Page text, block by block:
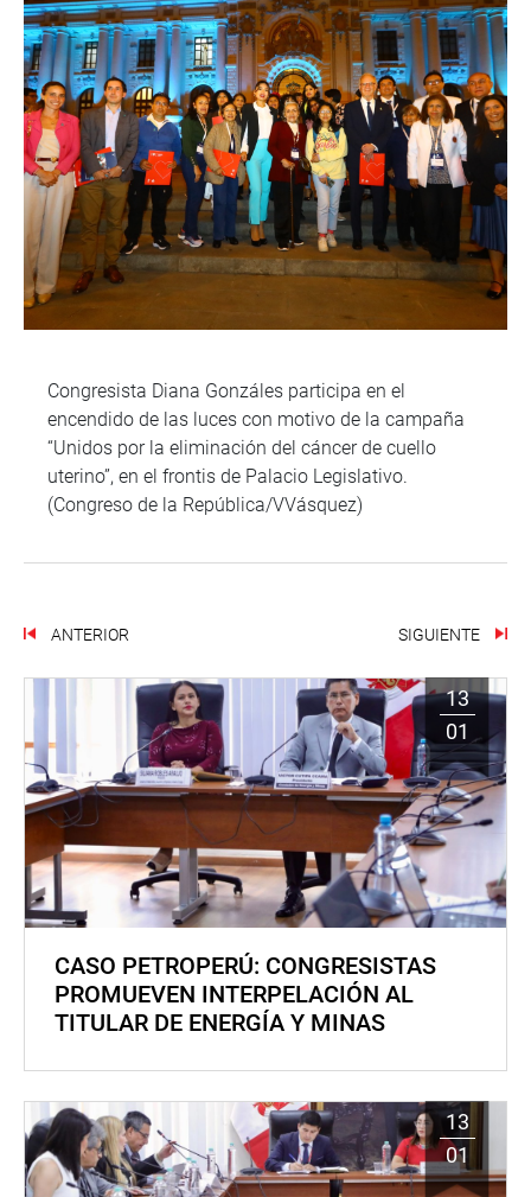
Congresista Diana Gonzáles participa en el
encendido de las luces con motivo de la campaña
“Unidos por la eliminación del cáncer de cuello
uterino”, en el frontis de Palacio Legislativo.
(Congreso de la República/VVásquez)
ANTERIOR SIGUIENTE
13
01
CASO PETROPERÚ: CONGRESISTAS
PROMUEVEN INTERPELACIÓN AL
TITULAR DE ENERGÍA Y MINAS
13
01